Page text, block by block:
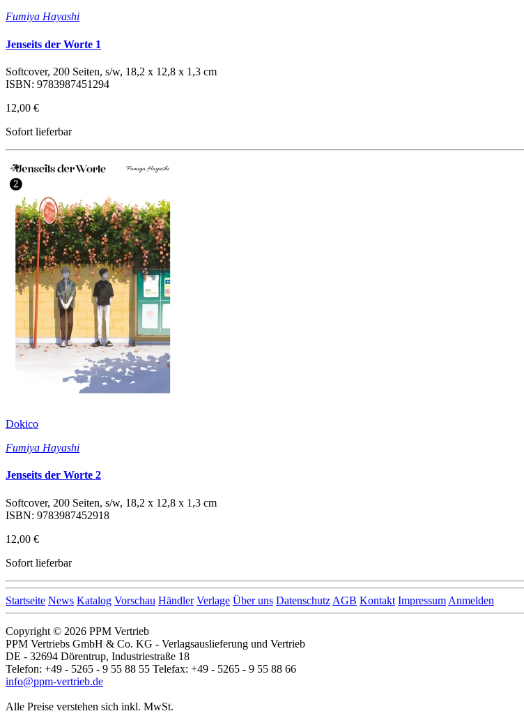
Fumiya Hayashi
Jenseits der Worte 1
Softcover, 200 Seiten, s/w, 18,2 x 12,8 x 1,3 cm
ISBN: 9783987451294
12,00 €
Sofort lieferbar
Dokico
Fumiya Hayashi
Jenseits der Worte 2
Softcover, 200 Seiten, s/w, 18,2 x 12,8 x 1,3 cm
ISBN: 9783987452918
12,00 €
Sofort lieferbar
Startseite News Katalog Vorschau Händler Verlage Über uns Datenschutz AGB Kontakt Impressum Anmelden
Copyright © 2026 PPM Vertrieb
PPM Vertriebs GmbH & Co. KG - Verlagsauslieferung und Vertrieb
DE - 32694 Dörentrup, Industriestraße 18
Telefon: +49 - 5265 - 9 55 88 55 Telefax: +49 - 5265 - 9 55 88 66
info@ppm-vertrieb.de
Alle Preise verstehen sich inkl. MwSt.